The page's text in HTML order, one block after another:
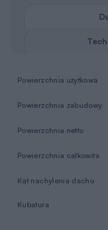
Powierzchnia użytkowa
Powierzchnia zabudowy
Powierzchnia netto
Powierzchnia całkowita
Kąt nachylenia dachu
Kubatura